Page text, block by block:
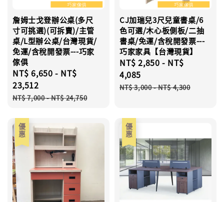
詹姆士戈登辦公桌(多尺
寸可挑選)(可拆賣)/主管
桌/L型辦公桌/台灣現貨/
免運/含稅開發票---巧家
傢俱
Sale
price
NT$ 6,650 - NT$
23,512
Regular
NT$ 7,000-NT$ 24,750
CJ加瑞兒3尺兒童書桌/6
色可選/木心板側板/二抽
書桌/免運/含稅開發票---
巧家家具【台灣現貨】
Sale
price
NT$ 2,850 - NT$
4,085
Regular
NT$ 3,000-NT$ 4,300
優惠 優惠